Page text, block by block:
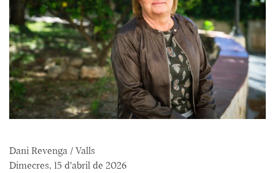
Dani Revenga / Valls
Dimecres, 15 d'abril de 2026